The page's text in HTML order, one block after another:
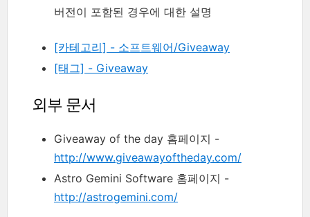
버전이 포함된 경우에 대한 설명
[카테고리] - 소프트웨어/Giveaway
[태그] - Giveaway
외부 문서
Giveaway of the day 홈페이지 -
http://www.giveawayoftheday.com/
Astro Gemini Software 홈페이지 -
http://astrogemini.com/